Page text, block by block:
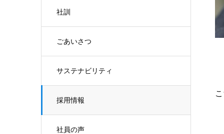
社訓
ごあいさつ
サステナビリティ
採用情報
社員の声